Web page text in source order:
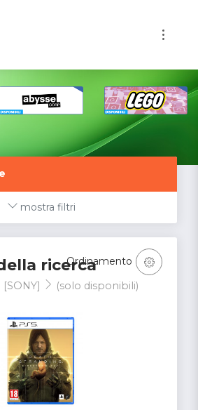
mostra filtri
ricerca
[SONY] (solo disponibili)
Ordinamento